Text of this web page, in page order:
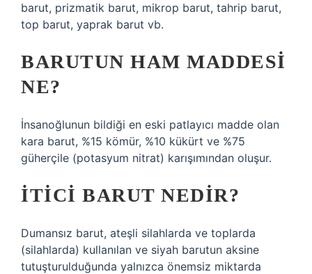
barut, prizmatik barut, mikrop barut, tahrip barut,
top barut, yaprak barut vb.
BARUTUN HAM MADDESI
NE?
İnsanoğlunun bildiği en eski patlayıcı madde olan
kara barut, %15 kömür, %10 kükürt ve %75
güherçile (potasyum nitrat) karışımından oluşur.
İTICI BARUT NEDIR?
Dumansız barut, ateşli silahlarda ve toplarda
(silahlarda) kullanılan ve siyah barutun aksine
tutuşturulduğunda yalnızca önemsiz miktarda